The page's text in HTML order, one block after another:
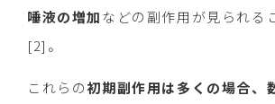
唾液の増加などの副作用が見られる
[2]。
これらの初期副作用は多くの場合、